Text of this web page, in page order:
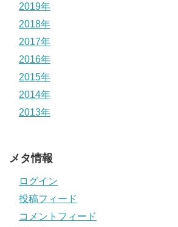
2019年
2018年
2017年
2016年
2015年
2014年
2013年
メタ情報
ログイン
投稿フィード
コメントフィード